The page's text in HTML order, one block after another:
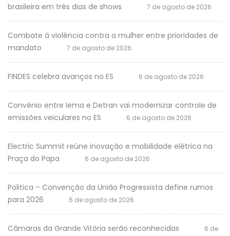
brasileira em três dias de shows
7 de agosto de 2026
Combate à violência contra a mulher entre prioridades de
mandato
7 de agosto de 2026
FINDES celebra avanços no ES 6 de agosto de 2026
Convênio entre Iema e Detran vai modernizar controle de
emissões veiculares no ES
6 de agosto de 2026
Electric Summit reúne inovação e mobilidade elétrica na
Praça do Papa
6 de agosto de 2026
Politica – Convenção da União Progressista define rumos
para 2026
6 de agosto de 2026
Câmaras da Grande Vitória serão reconhecidas
6 de